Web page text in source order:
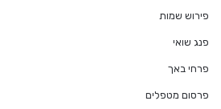
פירוש שמות
פנג שואי
פרחי באך
פרסום מטפלים